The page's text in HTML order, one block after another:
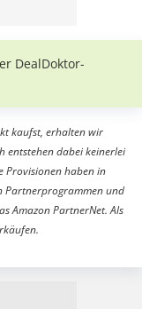
DealDoktor-
kaufst, erhalten wir
entstehen dabei keinerlei
Provisionen haben in
Partnerprogrammen und
Amazon PartnerNet. Als